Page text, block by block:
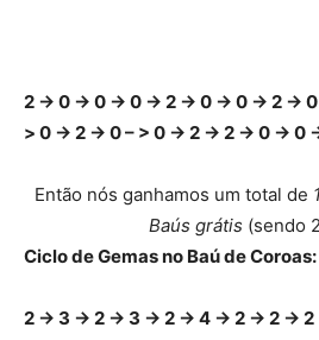
2 -> 0 -> 0 -> 0 -> 2 -> 0 -> 0 -> 2 ->
> 0 -> 2 -> 0 – > 0 -> 2 -> 2 -> 0 -> 0
Então nós ganhamos um total de
Baús grátis (sendo
Ciclo de Gemas no Baú de Coroas:
2 -> 3 -> 2 -> 3 -> 2 -> 4 -> 2 -> 2 ->